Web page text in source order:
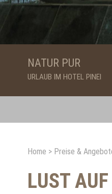
NATUR PUR
URLAUB IM HOTEL PINEI
Home > Preise &
LUST